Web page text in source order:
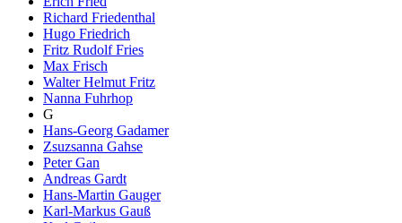
Richard Friedenthal
Hugo Friedrich
Fritz Rudolf Fries
Max Frisch
Walter Helmut Fritz
Nanna Fuhrhop
G
Hans-Georg Gadamer
Zsuzsanna Gahse
Peter Gan
Andreas Gardt
Hans-Martin Gauger
Karl-Markus Gauß